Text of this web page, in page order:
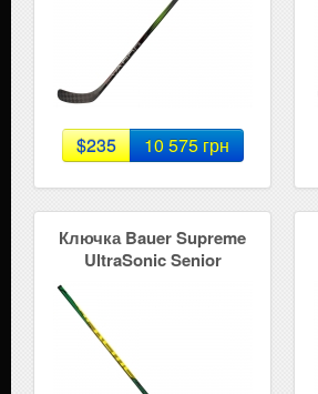
$235 10 575 грн
Ключка Bauer Supreme
UltraSonic Senior